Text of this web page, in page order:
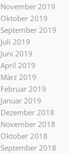
November 2019
Oktober 2019
September 2019
Juli 2019
Juni 2019
April 2019
März 2019
Februar 2019
Januar 2019
Dezember 2018
November 2018
Oktober 2018
September 2018